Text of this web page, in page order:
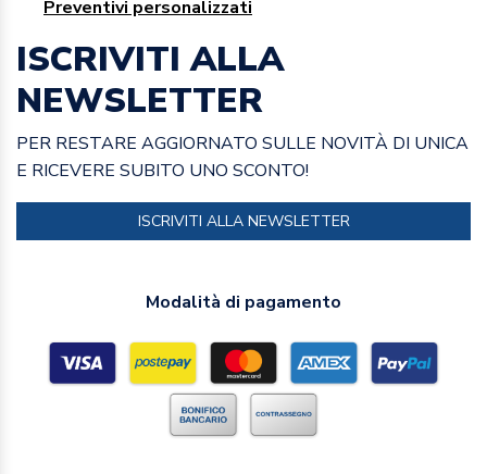
Preventivi personalizzati
ISCRIVITI ALLA
NEWSLETTER
PER RESTARE AGGIORNATO SULLE NOVITÀ DI UNICA
E RICEVERE SUBITO UNO SCONTO!
ISCRIVITI ALLA NEWSLETTER
Modalità di pagamento